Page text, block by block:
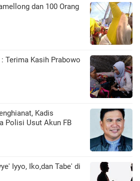
dan 100 Orang
Terima Kasih Prabowo
Kadis
Polisi Usut Akun FB
Iyyo, Iko,dan Tabe' di